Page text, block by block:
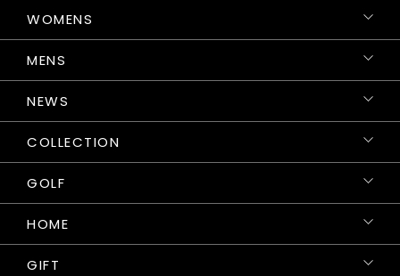
WOMENS
MENS
NEWS
COLLECTION
GOLF
HOME
GIFT